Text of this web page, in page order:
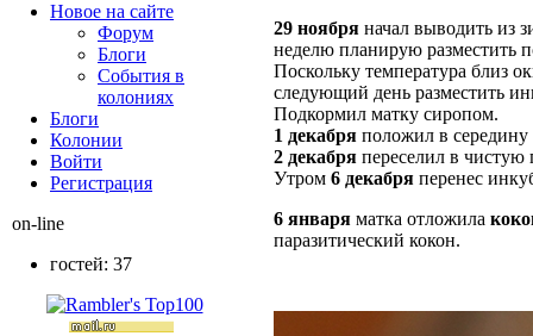
29 ноября начал выводить из
неделю планирую разместить
Поскольку температура близ
следующий день разместить
Подкормил матку сиропом.
1 декабря положил в середину
2 декабря переселил в чистую
Утром 6 декабря перенес
6 января матка отложила
паразитический кокон.
Новое на сайте
Форум
Блоги
События в
колониях
Блоги
Колонии
Войти
Peгиcтpaция
on-line
гостей: 37